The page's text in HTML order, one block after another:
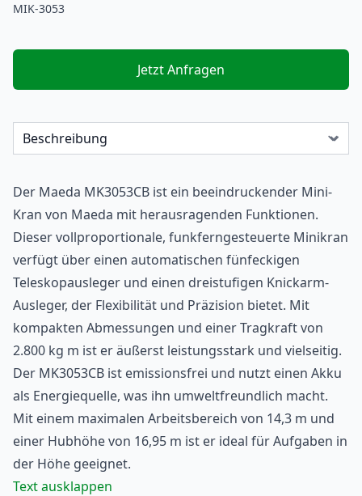
MIK-3053
Jetzt Anfragen
Der Maeda MK3053CB ist ein beeindruckender Mini-
Kran von Maeda mit herausragenden Funktionen.
Dieser vollproportionale, funkferngesteuerte Minikran
verfügt über einen automatischen fünfeckigen
Teleskopausleger und einen dreistufigen Knickarm-
Ausleger, der Flexibilität und Präzision bietet. Mit
kompakten Abmessungen und einer Tragkraft von
2.800 kg m ist er äußerst leistungsstark und vielseitig.
Der MK3053CB ist emissionsfrei und nutzt einen Akku
als Energiequelle, was ihn umweltfreundlich macht.
Mit einem maximalen Arbeitsbereich von 14,3 m und
einer Hubhöhe von 16,95 m ist er ideal für Aufgaben in
der Höhe geeignet.
Text ausklappen